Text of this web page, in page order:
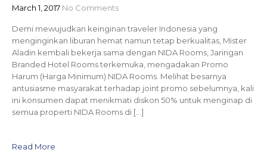
March 1, 2017 No Comments
Demi mewujudkan keinginan traveler Indonesia yang
menginginkan liburan hemat namun tetap berkualitas, Mister
Aladin kembali bekerja sama dengan NIDA Rooms, Jaringan
Branded Hotel Rooms terkemuka, mengadakan Promo
Harum (Harga Minimum) NIDA Rooms. Melihat besarnya
antusiasme masyarakat terhadap joint promo sebelumnya, kali
ini konsumen dapat menikmati diskon 50% untuk menginap di
semua properti NIDA Rooms di […]
Read More